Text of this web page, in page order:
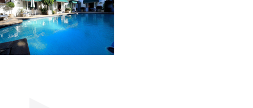
Firmengast. Es liegt an der
Flughafen entfernt.